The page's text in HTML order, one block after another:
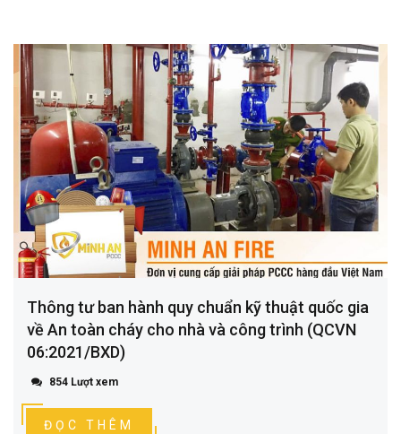
Thông tư ban hành quy chuẩn kỹ thuật quốc gia
về An toàn cháy cho nhà và công trình (QCVN
06:2021/BXD)
854 Lượt xem
ĐỌC THÊM